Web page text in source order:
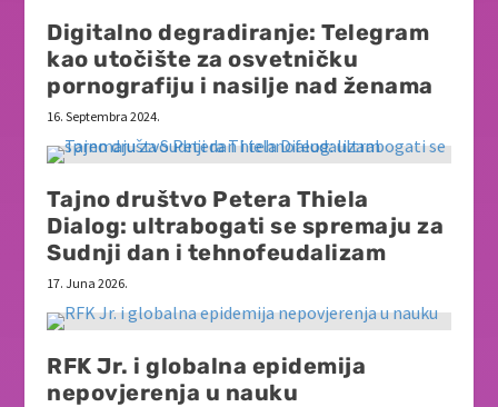
Digitalno degradiranje: Telegram
kao utočište za osvetničku
pornografiju i nasilje nad ženama
16. Septembra 2024.
Tajno društvo Petera Thiela
Dialog: ultrabogati se spremaju za
Sudnji dan i tehnofeudalizam
17. Juna 2026.
RFK Jr. i globalna epidemija
nepovjerenja u nauku